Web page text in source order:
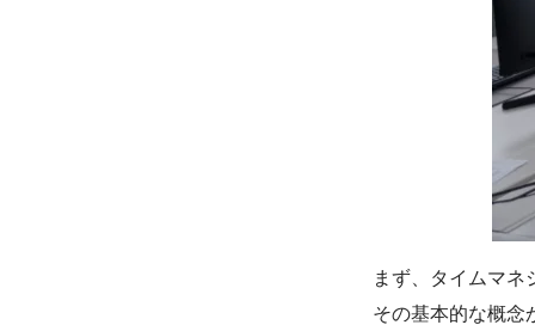
まず、タイムマネ
その基本的な概念